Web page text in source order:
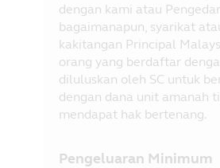
dengan kami atau
bagaimanapun, syarikat
kakitangan Principal
orang yang berdaftar
diluluskan oleh SC untuk
dengan dana unit amanah
mendapat hak bertenang.
Pengeluaran Minimum